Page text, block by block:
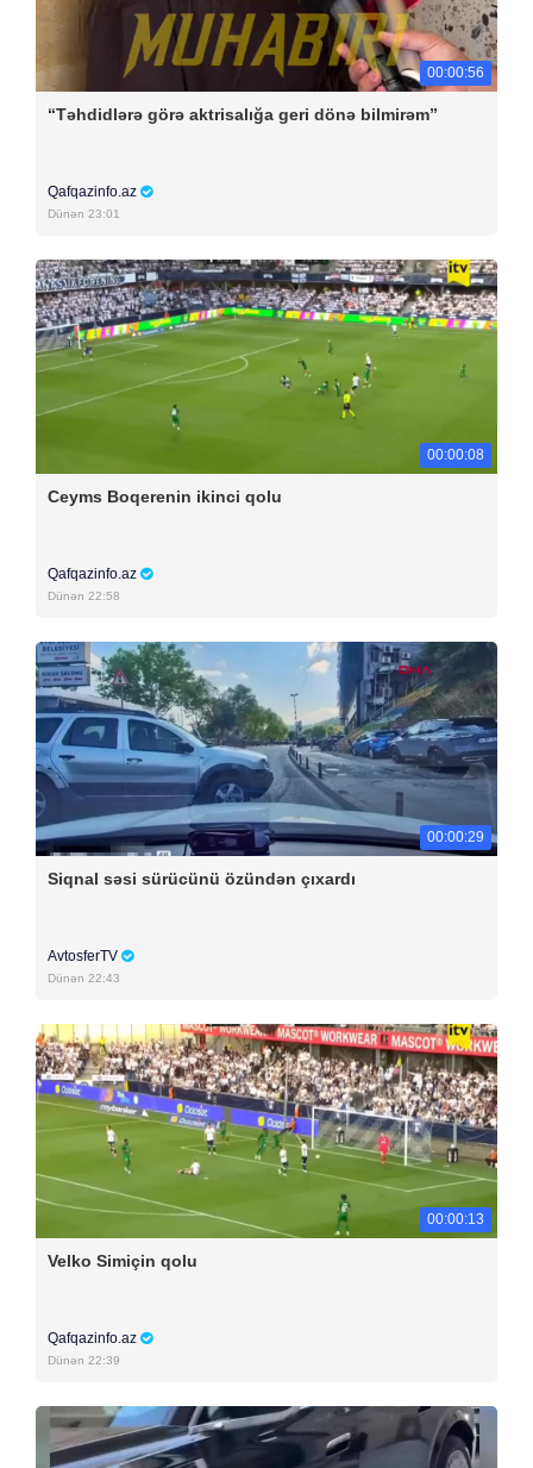
00:00:56
“Təhdidlərə görə aktrisalığa geri dönə bilmirəm”
Qafqazinfo.az
Dünən 23:01
00:00:08
Ceyms Boqerenin ikinci qolu
Qafqazinfo.az
Dünən 22:58
00:00:29
Siqnal səsi sürücünü özündən çıxardı
AvtosferTV
Dünən 22:43
00:00:13
Velko Simiçin qolu
Qafqazinfo.az
Dünən 22:39